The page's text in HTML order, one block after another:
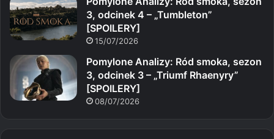
3, odcinek 4 – „Tumbleton”
[SPOILERY]
15/07/2026
Pomylone Analizy: Ród smoka, sezon
3, odcinek 3 – „Triumf Rhaenyry”
[SPOILERY]
08/07/2026